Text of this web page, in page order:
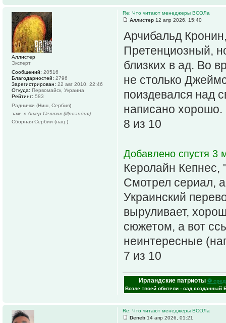
Re: Что читают менеджеры ВСОЛа
Аллистер 12 апр 2026, 15:40
Арчибальд
Претенциозный,
близких в ад. Во
не столько
поиздевался над
написано хорошо.
8 из 10
Добавлено спустя 3
Керолайн Кепнес,
Смотрел сериал,
Украинский
выруливает,
сюжетом, а вот
неинтересные
7 из 10
Ирландские патриоты ⚽
Возле твоей обители - сад созданный
Аллистер
Эксперт
Сообщений: 20516
Благодарностей: 2796
Зарегистрирован: 22 авг 2010, 22:46
Откуда: Первомайск, Украина
Рейтинг: 583
Раднички (Ниш, Сербия)
зам. в Ашер Селтик (Ирландия)
Сборная Сербии (нац.)
Re: Что читают менеджеры ВСОЛа
Deneb 14 апр 2026, 01:21